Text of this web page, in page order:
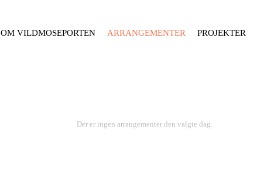
OM VILDMOSEPORTEN ARRANGEMENTER PROJEKTER
Der er ingen arrangementer den valgte dag.